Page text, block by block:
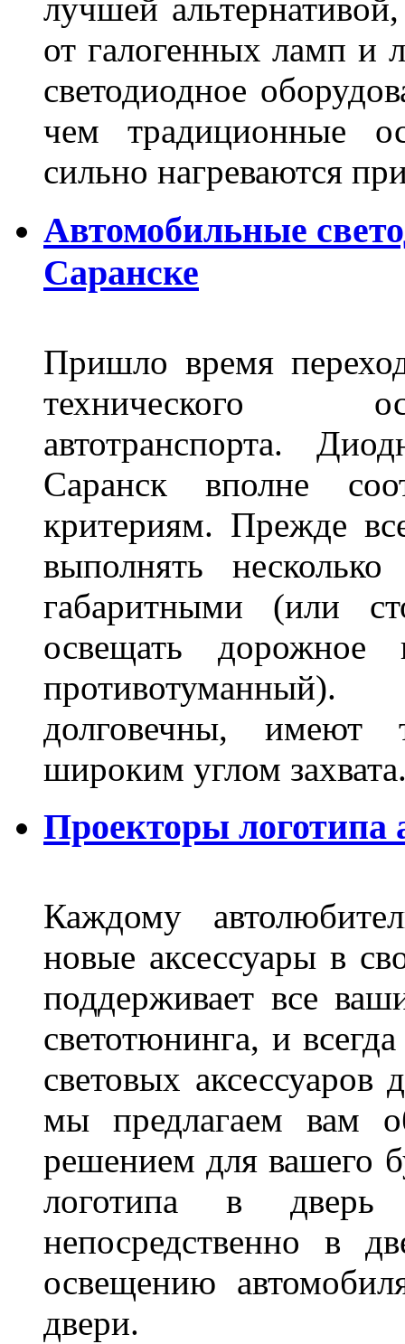
лучшей
от галогенных ламп и
светодиодное
чем традиционные
сильно нагреваются
Автомобильные
Саранске
Пришло время
технического
автотранспорта.
Саранск вполне
критериям. Прежде
выполнять
габаритными (или
освещать
долговечны, имеют
широким углом
Проекторы логотипа
Каждому
новые аксессуары в
поддерживает все
светотюнинга, и
световых
мы предлагаем вам
решением для вашего
логотипа в дверь
непосредственно в
освещению
двери.